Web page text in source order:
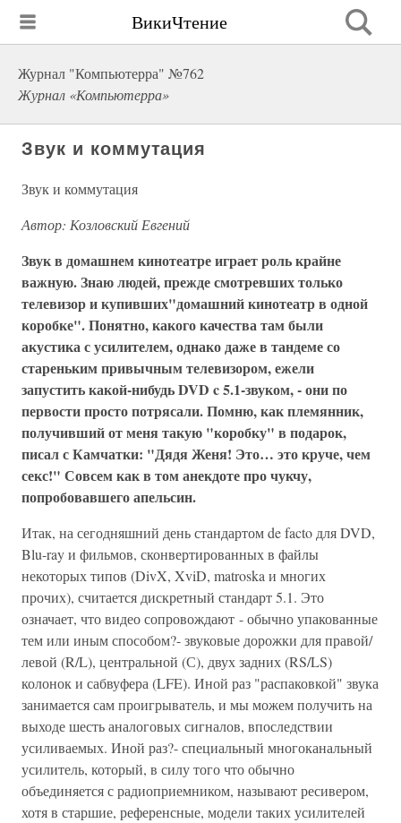
ВикиЧтение
Журнал "Компьютерра" №762
Журнал «Компьютерра»
Звук и коммутация
Звук и коммутация
Автор: Козловский Евгений
Звук в домашнем кинотеатре играет роль крайне
важную. Знаю людей, прежде смотревших только
телевизор и купивших"домашний кинотеатр в одной
коробке". Понятно, какого качества там были
акустика с усилителем, однако даже в тандеме со
стареньким привычным телевизором, ежели
запустить какой-нибудь DVD c 5.1-звуком, - они по
первости просто потрясали. Помню, как племянник,
получивший от меня такую "коробку" в подарок,
писал с Камчатки: "Дядя Женя! Это… это круче, чем
секс!" Совсем как в том анекдоте про чукчу,
попробовавшего апельсин.
Итак, на сегодняшний день стандартом de facto для DVD,
Blu-ray и фильмов, сконвертированных в файлы
некоторых типов (DivX, XviD, matroska и многих
прочих), считается дискретный стандарт 5.1. Это
означает, что видео сопровождают - обычно упакованные
тем или иным способом?- звуковые дорожки для правой/
левой (R/L), центральной (С), двух зад­них (RS/LS)
колонок и сабвуфера (LFE). Иной раз "распаковкой" звука
занимается сам проигрыватель, и мы можем получить на
выходе шесть аналоговых сигналов, впоследствии
усиливаемых. Иной раз?- специальный многоканальный
усилитель, который, в силу того что обычно
объединяется с радиоприемником, называют ресивером,
хотя в старшие, референсные, модели таких усилителей